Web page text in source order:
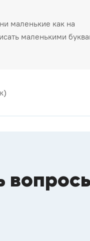
маленькие как на
маленькими